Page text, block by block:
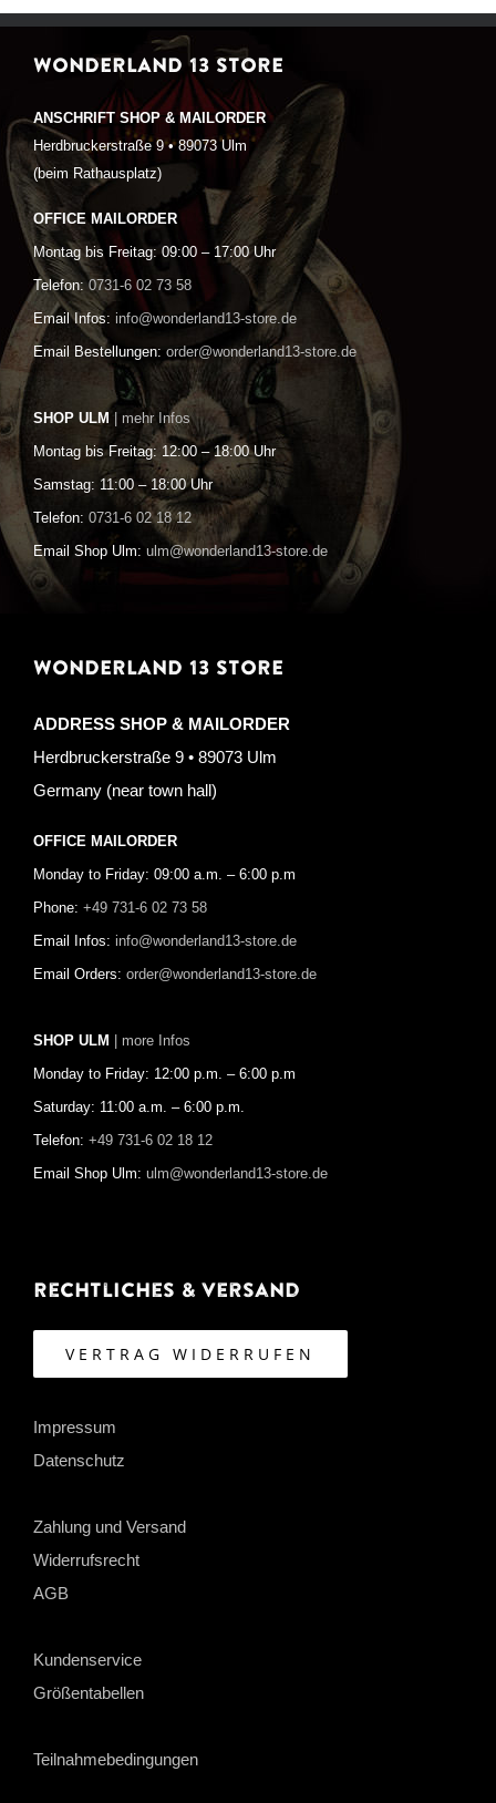
WONDERLAND 13 STORE
ANSCHRIFT SHOP & MAILORDER
Herdbruckerstraße 9 • 89073 Ulm
(beim Rathausplatz)
OFFICE MAILORDER
Montag bis Freitag: 09:00 – 17:00 Uhr
Telefon: 0731-6 02 73 58
Email Infos: info@wonderland13-store.de
Email Bestellungen: order@wonderland13-store.de
SHOP ULM | mehr Infos
Montag bis Freitag: 12:00 – 18:00 Uhr
Samstag: 11:00 – 18:00 Uhr
Telefon: 0731-6 02 18 12
Email Shop Ulm: ulm@wonderland13-store.de
WONDERLAND 13 STORE
ADDRESS SHOP & MAILORDER
Herdbruckerstraße 9 • 89073 Ulm
Germany (near town hall)
OFFICE MAILORDER
Monday to Friday: 09:00 a.m. – 6:00 p.m
Phone: +49 731-6 02 73 58
Email Infos: info@wonderland13-store.de
Email Orders: order@wonderland13-store.de
SHOP ULM | more Infos
Monday to Friday: 12:00 p.m. – 6:00 p.m
Saturday: 11:00 a.m. – 6:00 p.m.
Telefon: +49 731-6 02 18 12
Email Shop Ulm: ulm@wonderland13-store.de
Rechtliches & Versand
VERTRAG WIDERRUFEN
Impressum
Datenschutz
Zahlung und Versand
Widerrufsrecht
AGB
Kundenservice
Größentabellen
Teilnahmebedingungen